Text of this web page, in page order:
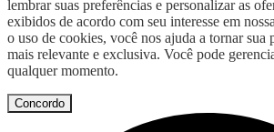
lembrar suas preferências e personalizar as
exibidos de acordo com seu interesse em
o uso de cookies, você nos ajuda a tornar sua
mais relevante e exclusiva. Você pode
qualquer momento.
Concordo